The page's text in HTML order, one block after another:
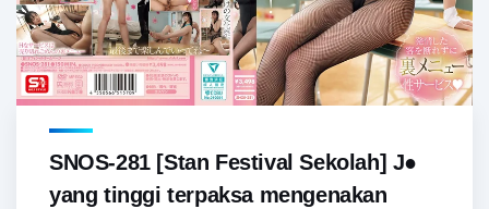
SNOS-281 [Stan Festival Sekolah] J●
yang tinggi terpaksa mengenakan